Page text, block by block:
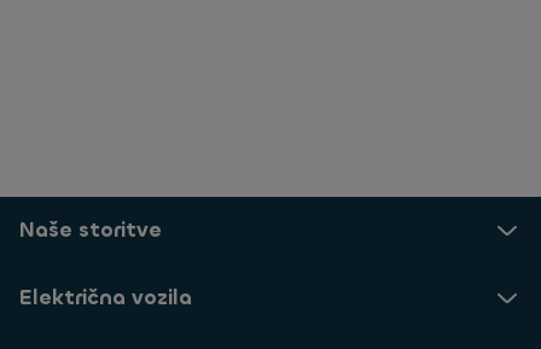
Naše storitve
Električna vozila